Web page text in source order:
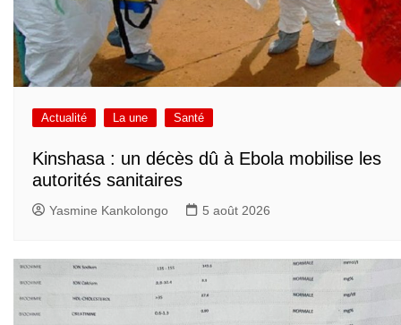
Actualité La une Santé
Kinshasa : un décès dû à Ebola mobilise les
autorités sanitaires
Yasmine Kankolongo 5 août 2026